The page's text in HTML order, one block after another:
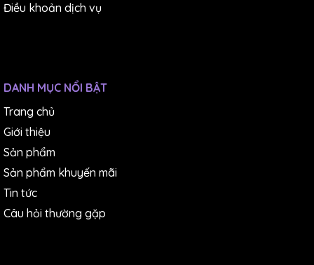
Điều khoản dịch vụ
DANH MỤC NỔI BẬT
Trang chủ
Giới thiệu
Sản phẩm
Sản phẩm khuyến mãi
Tin tức
Câu hỏi thường gặp